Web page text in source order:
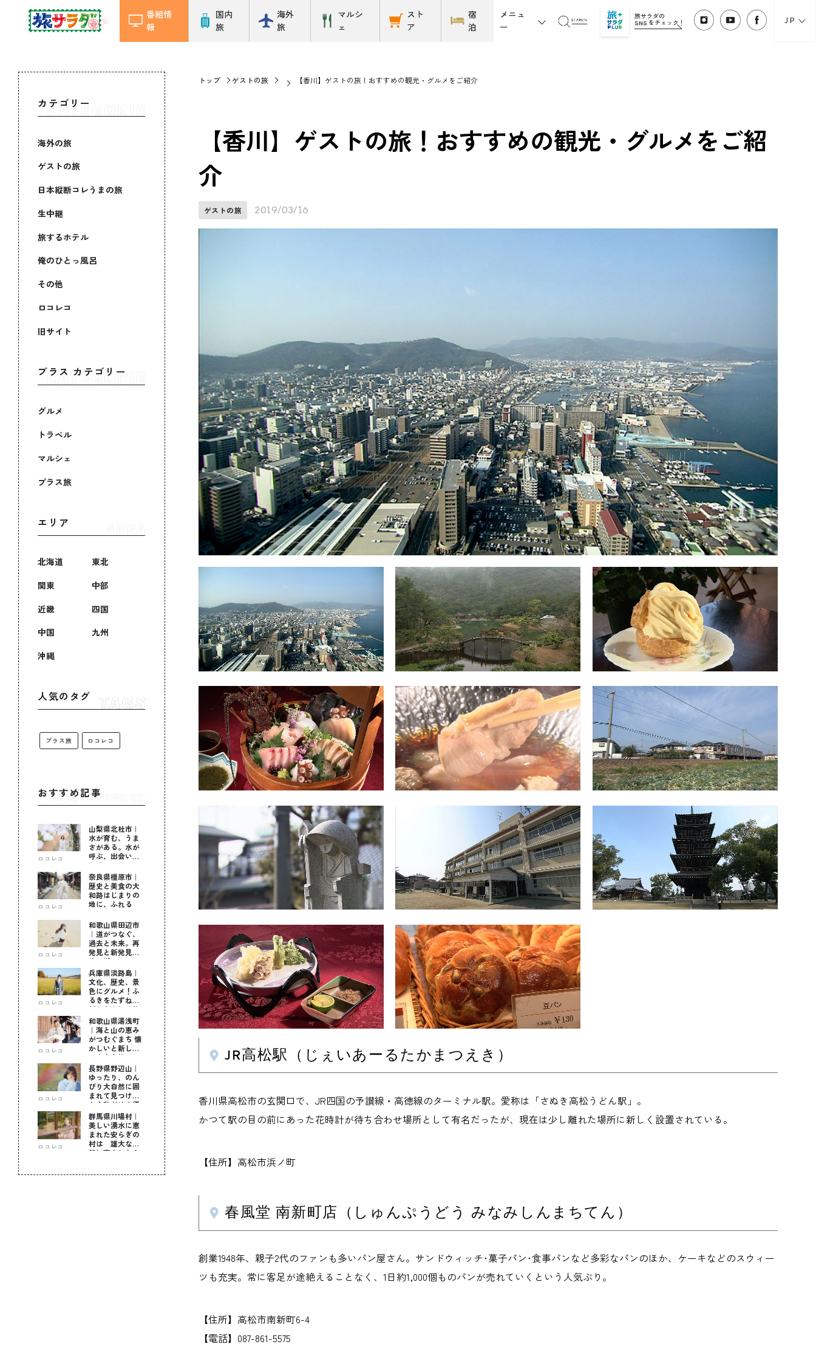
番組情
報
国内
旅
海外
旅
マルシ
ェ
スト
ア
宿
泊
メニュ
ー
旅サラダの
SNS をチェック！ JP
カテゴリー
海外の旅
ゲストの旅
日本縦断コレうまの旅
生中継
旅するホテル
俺のひとっ風呂
その他
ロコレコ
旧サイト
プラス カテゴリー
グルメ
トラベル
マルシェ
プラス旅
エリア
北海道
東北
関東
中部
近畿
四国
中国
九州
沖縄
人気のタグ
プラス旅 ロコレコ
おすすめ記事
ロコレコ
山梨県北杜市｜
水が育む、うま
さがある。水が
呼ぶ、出会いが
ある。
ロコレコ
奈良県橿原市｜
歴史と美食の大
和路はじまりの
地に、ふれる
ロコレコ
和歌山県田辺市
｜道がつなぐ、
過去と未来。再
発見と新発見の
待つ街へ
ロコレコ
兵庫県淡路島｜
文化、歴史、景
色にグルメ！ふ
るきをたずねて
新しきを知る旅
ロコレコ
和歌山県湯浅町
｜海と山の恵み
がつむぐまち 懐
かしいと新しい
に出会う旅
ロコレコ
長野県野辺山｜
ゆったり、のん
びり大自然に囲
まれて見つけ
た！私だけの優
しい自分時間
ロコレコ
群馬県川場村｜
美しい湧水に恵
まれた安らぎの
村は 雄大な自
然に育まれた心
トップ ゲストの旅 【香川】ゲストの旅！おすすめの観光・グルメをご紹介
【香川】ゲストの旅！おすすめの観光・グルメをご紹
介
ゲストの旅 2019/03/16
JR高松駅（じぇいあーるたかまつえき）
香川県高松市の玄関口で、JR四国の予讃線・高徳線のターミナル駅。愛称は「さぬき高松うどん駅」。
かつて駅の目の前にあった花時計が待ち合わせ場所として有名だったが、現在は少し離れた場所に新しく設置されている。
【住所】高松市浜ノ町
春風堂 南新町店（しゅんぷうどう みなみしんまちてん）
創業1948年、親子2代のファンも多いパン屋さん。サンドウィッチ･菓子パン･食事パンなど多彩なパンのほか、ケーキなどのスウィー
ツも充実。常に客足が途絶えることなく、1日約1,000個ものパンが売れていくという人気ぶり。
【住所】高松市南新町6-4
【電話】087-861-5575